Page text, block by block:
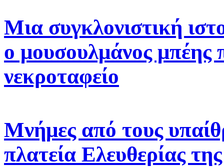
Μια συγκλονιστική
ο μουσουλμάνος μπέης
νεκροταφείο
Μνήμες από τους
πλατεία Ελευθερίας